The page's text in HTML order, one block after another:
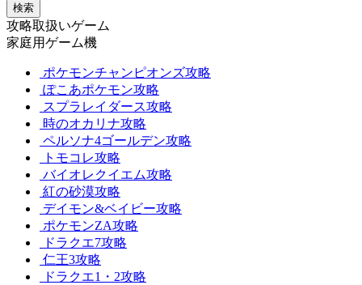
検索
攻略取扱いゲーム
家庭用ゲーム機
ポケモンチャンピオンズ攻略
ぽこあポケモン攻略
スプラレイダース攻略
時のオカリナ攻略
ペルソナ4ゴールデン攻略
トモコレ攻略
バイオレクイエム攻略
紅の砂漠攻略
デイモン&ベイビー攻略
ポケモンZA攻略
ドラクエ7攻略
仁王3攻略
ドラクエ1・2攻略